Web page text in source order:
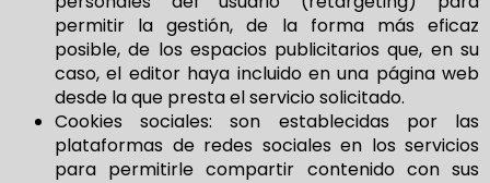
permitir la gestión, de la forma más eficaz
posible, de los espacios publicitarios que, en su
caso, el editor haya incluido en una página web
desde la que presta el servicio solicitado.
Cookies sociales: son establecidas por las
plataformas de redes sociales en los servicios
para permitirle compartir contenido con sus